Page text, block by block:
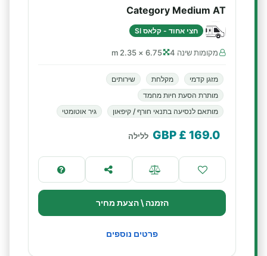
Category Medium AT
חצי אחוד - קלאס SI
מקומות שינה 4 6.75 × 2.35 m
מזגן קדמי מקלחת
שירותים
מותרת הסעת חיות מחמד
מותאם לנסיעה בתנאי חורף / קיפאון
גיר אוטומטי
169.0
£ GBP ללילה
הזמנה \ הצעת מחיר
פרטים נוספים